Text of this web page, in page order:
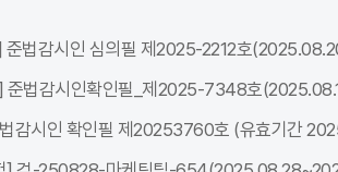
준법감시인 심의필 제2025-2212호
준법감시인확인필_제2025-7348호
감시인 확인필 제20253760호 (유효기간